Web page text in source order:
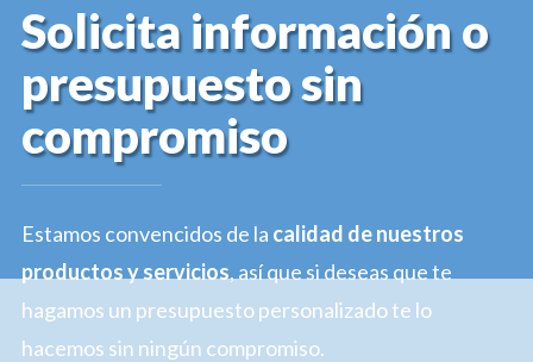
Solicita información o
presupuesto sin
compromiso
Estamos convencidos de la calidad de nuestros
productos y servicios, así que si deseas que te
hagamos un presupuesto personalizado te lo
hacemos sin ningún compromiso.